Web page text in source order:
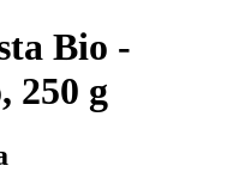
Bio -
250 g